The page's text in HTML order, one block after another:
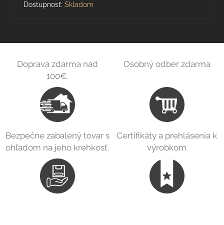
Dostupnosť: Skladom
Doprava zdarma nad
100€.
Osobný odber zdarma
Bezpečne zabalený tovar s
ohľadom na jeho krehkosť.
Certifikáty a prehlásenia k
výrobkom